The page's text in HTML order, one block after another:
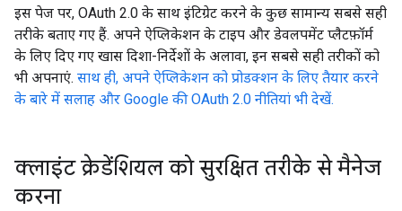
इस पेज पर, OAuth 2.0 के साथ इंटिग्रेट करने के कुछ सामान्य सबसे सही
तरीके बताए गए हैं. अपने ऐप्लिकेशन के टाइप और डेवलपमेंट प्लैटफ़ॉर्म
के लिए दिए गए खास दिशा-निर्देशों के अलावा, इन सबसे सही तरीकों को
भी अपनाएं. साथ ही, अपने ऐप्लिकेशन को प्रोडक्शन के लिए तैयार करने
के बारे में सलाह और Google की OAuth 2.0 नीतियां भी देखें.
क्लाइंट क्रेडेंशियल को सुरक्षित तरीके से मैनेज
करना